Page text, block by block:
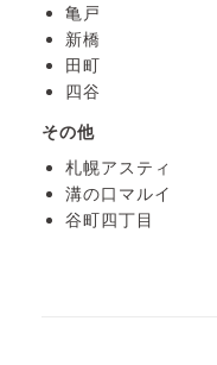
亀戸
新橋
田町
四谷
その他
札幌アスティ
溝の口マルイ
谷町四丁目